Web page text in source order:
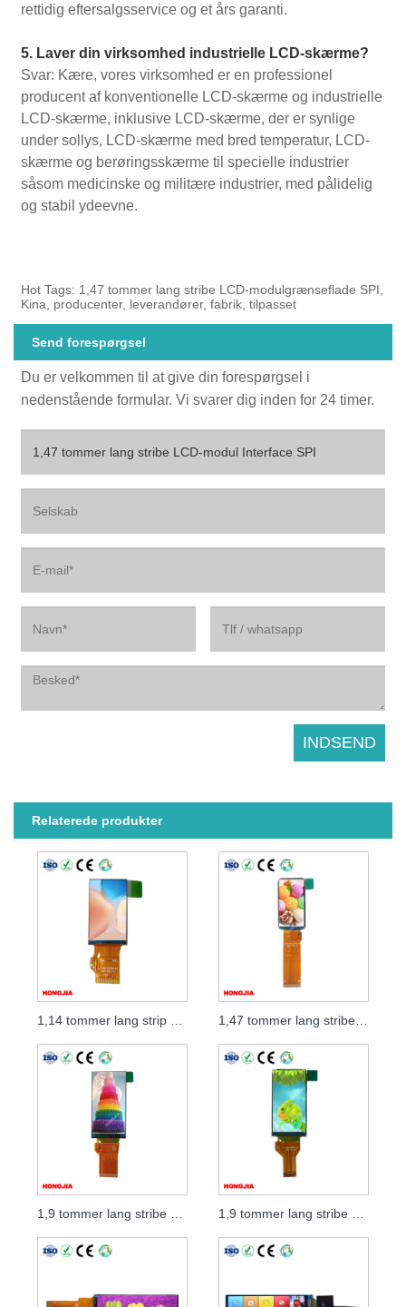
rettidig eftersalgsservice og et års garanti.
5. Laver din virksomhed industrielle LCD-skærme?
Svar: Kære, vores virksomhed er en professionel
producent af konventionelle LCD-skærme og industrielle
LCD-skærme, inklusive LCD-skærme, der er synlige
under sollys, LCD-skærme med bred temperatur, LCD-
skærme og berøringsskærme til specielle industrier
såsom medicinske og militære industrier, med pålidelig
og stabil ydeevne.
Hot Tags: 1,47 tommer lang stribe LCD-modulgrænseflade SPI,
Kina, producenter, leverandører, fabrik, tilpasset
Send forespørgsel
Du er velkommen til at give din forespørgsel i
nedenstående formular. Vi svarer dig inden for 24 timer.
Relaterede produkter